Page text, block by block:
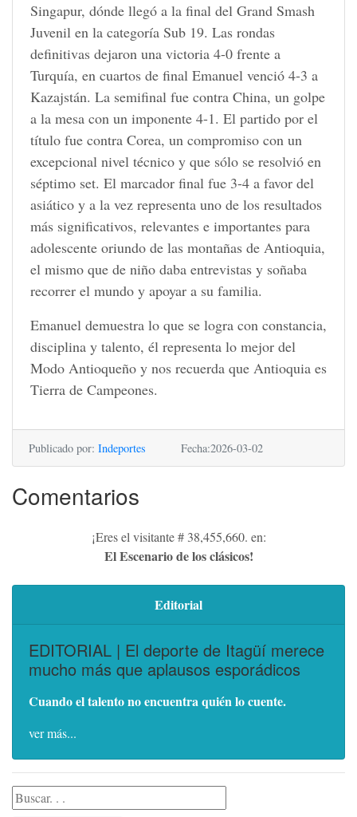
Singapur, dónde llegó a la final del Grand Smash
Juvenil en la categoría Sub 19. Las rondas
definitivas dejaron una victoria 4-0 frente a
Turquía, en cuartos de final Emanuel venció 4-3 a
Kazajstán. La semifinal fue contra China, un golpe
a la mesa con un imponente 4-1. El partido por el
título fue contra Corea, un compromiso con un
excepcional nivel técnico y que sólo se resolvió en
séptimo set. El marcador final fue 3-4 a favor del
asiático y a la vez representa uno de los resultados
más significativos, relevantes e importantes para
adolescente oriundo de las montañas de Antioquia,
el mismo que de niño daba entrevistas y soñaba
recorrer el mundo y apoyar a su familia.
Emanuel demuestra lo que se logra con constancia,
disciplina y talento, él representa lo mejor del
Modo Antioqueño y nos recuerda que Antioquia es
Tierra de Campeones.
Publicado por: Indeportes Fecha:2026-03-02
Comentarios
¡Eres el visitante # 38,455,660. en:
El Escenario de los clásicos!
Editorial
EDITORIAL | El deporte de Itagüí merece
mucho más que aplausos esporádicos
Cuando el talento no encuentra quién lo cuente.
ver más...